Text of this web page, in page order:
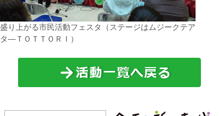
盛り上がる市民活動フェスタ（ステージはムジークテア
タ―ＴＯＴＴＯＲＩ）